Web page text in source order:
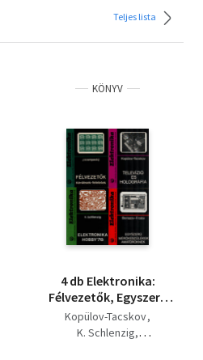
Teljes lista
KÖNYV
4 db Elektronika:
Félvezetők, Egyszerű
mérőkészülékek
amatőröknek,
Kopülov-Tacskov
K. Schlenzig